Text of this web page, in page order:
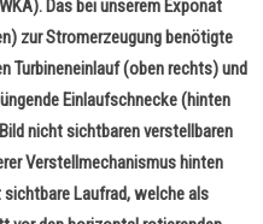
Das bei unserem Exponat
zur Stromerzeugung benötigte
Turbineneinlauf (oben rechts) und
Einlaufschnecke (hinten
nicht sichtbaren verstellbaren
Verstellmechanismus hinten
Laufrad, welche als